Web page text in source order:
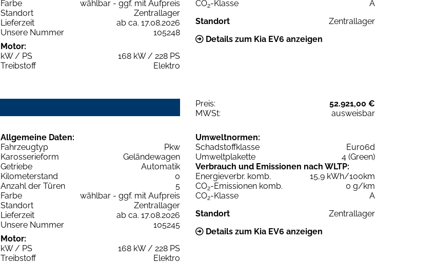
Farbe
wählbar - ggf. mit Aufpreis
Standort
Zentrallager
Lieferzeit
ab ca. 17.08.2026
Unsere Nummer
105248
Motor:
kW / PS
168 kW / 228 PS
Treibstoff
Elektro
CO2-Klasse
A
Standort
Zentrallager
Details zum Kia EV6 anzeigen
Preis:
52.921,00 €
MWSt:
ausweisbar
Allgemeine Daten:
Fahrzeugtyp
Pkw
Karosserieform
Geländewagen
Getriebe
Automatik
Kilometerstand
0
Anzahl der Türen
5
Farbe
wählbar - ggf. mit Aufpreis
Standort
Zentrallager
Lieferzeit
ab ca. 17.08.2026
Unsere Nummer
105245
Motor:
kW / PS
168 kW / 228 PS
Treibstoff
Elektro
Umweltnormen:
Schadstoffklasse
Euro6d
Umweltplakette
4 (Green)
Verbrauch und Emissionen nach WLTP:
Energieverbr. komb.
15,9 kWh/100km
CO2-Emissionen komb.
0 g/km
CO2-Klasse
A
Standort
Zentrallager
Details zum Kia EV6 anzeigen